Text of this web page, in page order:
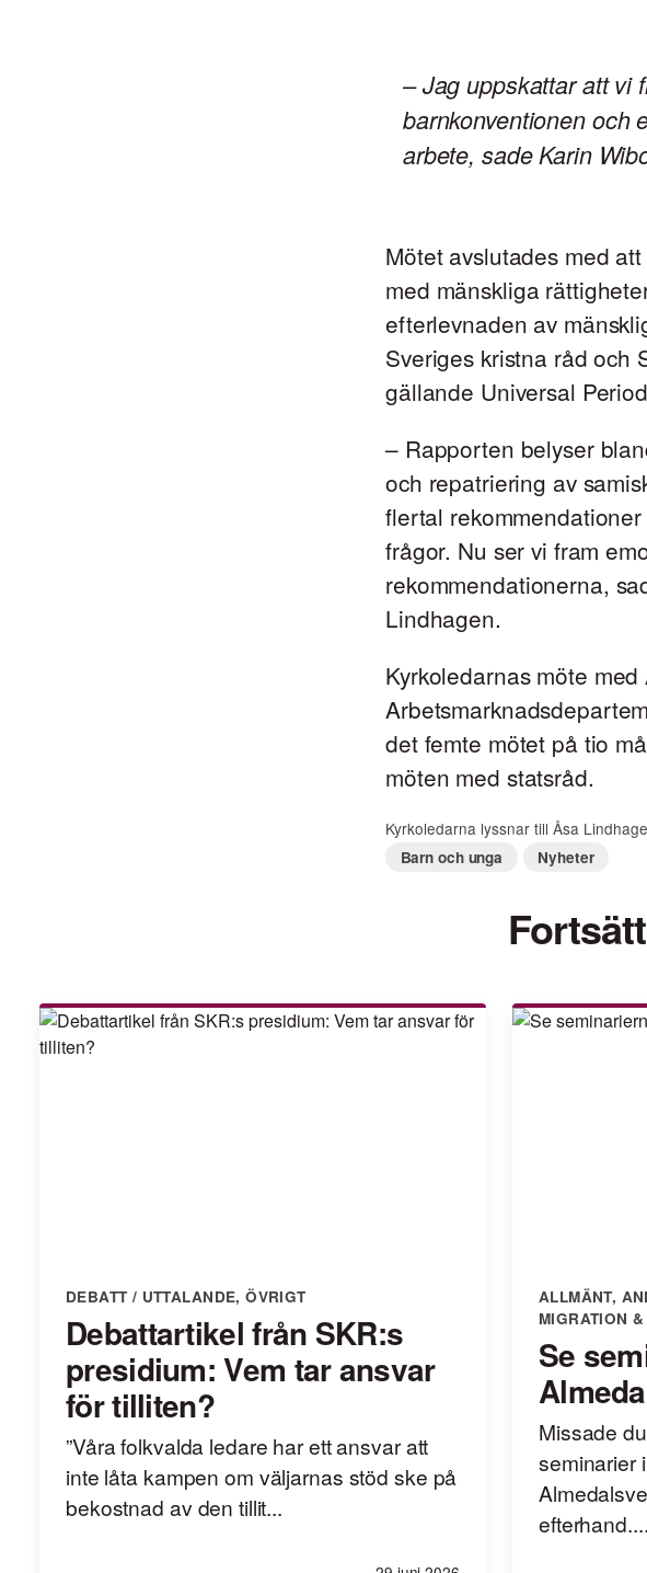
– Jag uppskattar att vi
barnkonventionen och
arbete, sade Karin
Mötet avslutades med
med mänskliga
efterlevnaden av
Sveriges kristna råd och
gällande Universal
– Rapporten belyser
och repatriering av
flertal
frågor. Nu ser vi fram
rekommendationerna,
Lindhagen.
Kyrkoledarnas möte
det femte mötet på tio
möten med statsråd.
Kyrkoledarna lyssnar till Åsa
Barn och unga Nyheter
DEBATT / UTTALANDE,ÖVRIGT
Debattartikel från SKR:s
presidium: Vem tar ansvar
för tilliten?
”Våra folkvalda ledare har ett ansvar att
inte låta kampen om väljarnas stöd ske på
bekostnad av den tillit...
ALLMÄNT,
MIGRATION
Se
Missade
seminarier
efterhand....